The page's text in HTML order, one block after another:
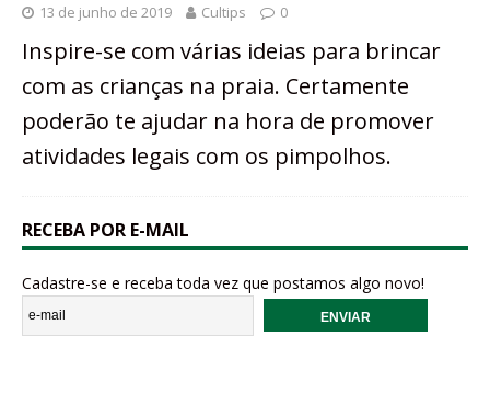
13 de junho de 2019 Cultips 0
Inspire-se com várias ideias para brincar
com as crianças na praia. Certamente
poderão te ajudar na hora de promover
atividades legais com os pimpolhos.
RECEBA POR E-MAIL
Cadastre-se e receba toda vez que postamos algo novo!